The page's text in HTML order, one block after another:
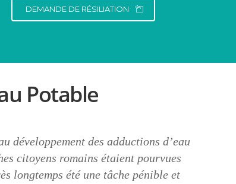
DEMANDE DE RÉSILIATION
Potable
développement des adductions d’eau
citoyens romains étaient pourvues
longtemps été une tâche pénible et